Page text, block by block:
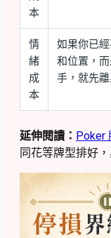
本
情
緒
成
本
如果你已
和位置，
手，就先離
延伸閱讀： Poker
同花等牌型排好